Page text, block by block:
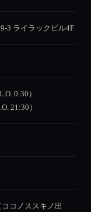
3 ライラックビル4F
0:30）
21:30）
コノススキノ出